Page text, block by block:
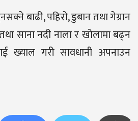
बाढी, पहिरो, डुबान तथा गेग्रान
साना नदी नाला र खोलामा बढ्न
ख्याल गरी सावधानी अपनाउन